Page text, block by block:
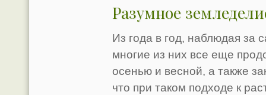
Разумное
Из года в год, наблюдая за
многие из них все еще
осенью и весной, а также
что при таком подходе к